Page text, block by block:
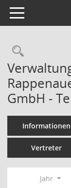
Toggle navigation
GmbH -
Informationen
Vertreter
Jahr